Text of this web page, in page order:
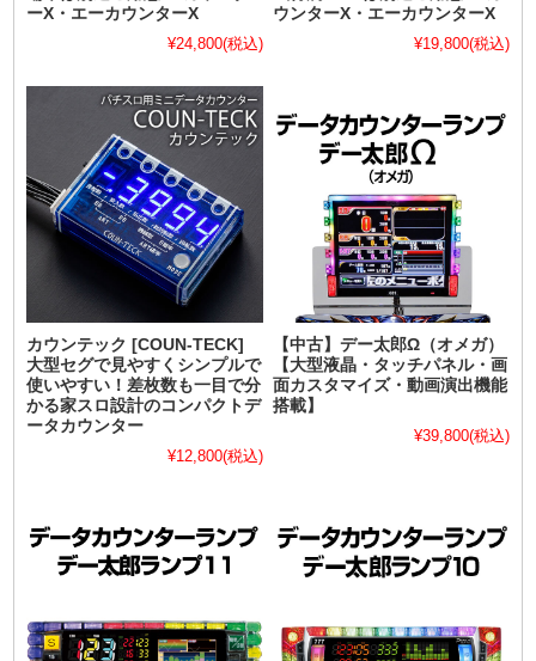
ーX・エーカウンターX
¥24,800(税込)
ウンターX・エーカウンターX
¥19,800(税込)
カウンテック [COUN-TECK]
大型セグで見やすくシンプルで
使いやすい！差枚数も一目で分
かる家スロ設計のコンパクトデ
ータカウンター
¥12,800(税込)
【中古】デー太郎Ω（オメガ）
【大型液晶・タッチパネル・画
面カスタマイズ・動画演出機能
搭載】
¥39,800(税込)